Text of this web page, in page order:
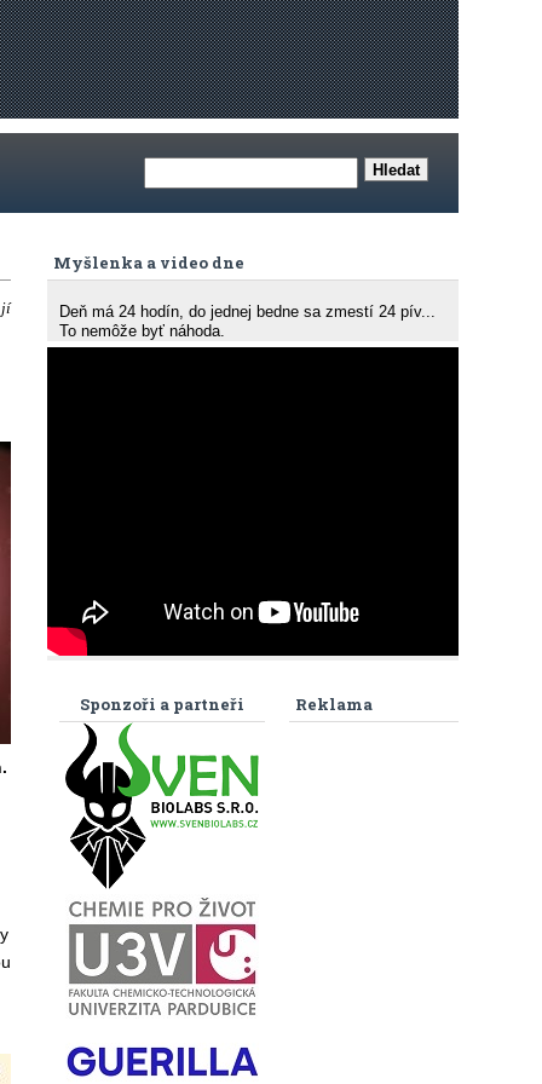
Myšlenka a video dne
Deň má 24 hodín, do jednej bedne sa zmestí 24 pív...
To nemôže byť náhoda.
Reklama
Sponzoři a partneři